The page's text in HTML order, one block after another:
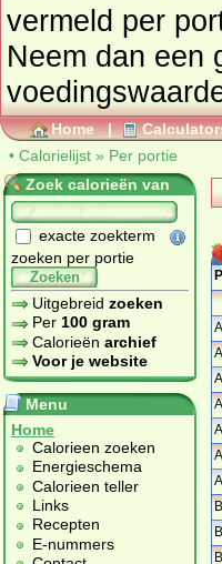
vermeld per
Neem dan een
Home |
• Calorielijst » Per portie
Zoek calorieën van
exacte zoekterm
zoeken per portie
Zoeken
Uitgebreid zoeken
Per 100 gram
Calorieën archief
Voor je website
Menu
Home
Calorieen zoeken
Energieschema
Calorieen teller
Links
Recepten
E-nummers